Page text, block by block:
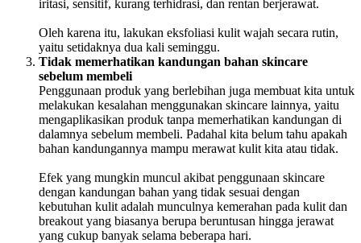
iritasi, sensitif, kurang terhidrasi, dan rentan berjerawat.
Oleh karena itu, lakukan eksfoliasi kulit wajah secara rutin,
yaitu setidaknya dua kali seminggu.
Tidak memerhatikan kandungan bahan skincare
sebelum membeli
Penggunaan produk yang berlebihan juga membuat kita untuk
melakukan kesalahan menggunakan skincare lainnya, yaitu
mengaplikasikan produk tanpa memerhatikan kandungan di
dalamnya sebelum membeli. Padahal kita belum tahu apakah
bahan kandungannya mampu merawat kulit kita atau tidak.
Efek yang mungkin muncul akibat penggunaan skincare
dengan kandungan bahan yang tidak sesuai dengan
kebutuhan kulit adalah munculnya kemerahan pada kulit dan
breakout yang biasanya berupa beruntusan hingga jerawat
yang cukup banyak selama beberapa hari.